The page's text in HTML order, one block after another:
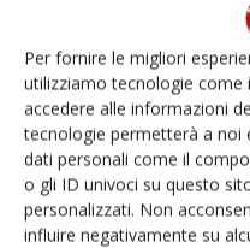
Per fornire le migliori
utilizziamo tecnologie
accedere alle informazioni
tecnologie permetterà a noi
dati personali come il
o gli ID univoci su questo
personalizzati. Non
influire negativamente su
L’ortofrutta di
Ai
Non è una
categoria
Andamento
2026